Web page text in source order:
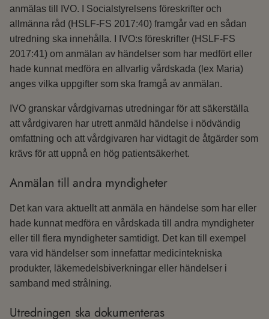
anmälas till IVO. I Socialstyrelsens föreskrifter och
allmänna råd (HSLF-FS 2017:40) framgår vad en sådan
utredning ska innehålla. I IVO:s föreskrifter (HSLF-FS
2017:41) om anmälan av händelser som har medfört eller
hade kunnat medföra en allvarlig vårdskada (lex Maria)
anges vilka uppgifter som ska framgå av anmälan.
IVO granskar vårdgivarnas utredningar för att säkerställa
att vårdgivaren har utrett anmäld händelse i nödvändig
omfattning och att vårdgivaren har vidtagit de åtgärder som
krävs för att uppnå en hög patientsäkerhet.
Anmälan till andra myndigheter
Det kan vara aktuellt att anmäla en händelse som har eller
hade kunnat medföra en vårdskada till andra myndigheter
eller till flera myndigheter samtidigt. Det kan till exempel
vara vid händelser som innefattar medicintekniska
produkter, läkemedelsbiverkningar eller händelser i
samband med strålning.
Utredningen ska dokumenteras